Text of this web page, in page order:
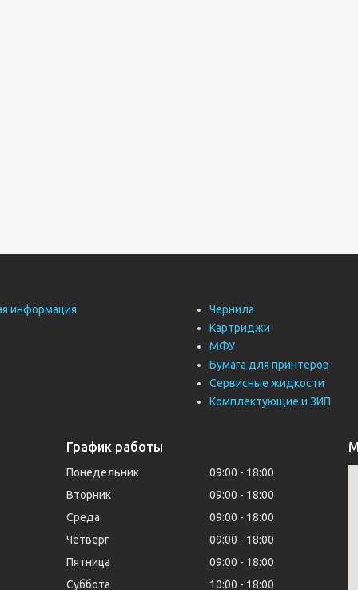
информация
Чернила
Картриджи
МФУ
Бумага для принтеров
Сервисные жидкости
Комплектующие и ЗИП
График работы
Понедельник 09:00
18:00
Вторник
09:00
18:00
Среда
09:00
18:00
Четверг
09:00
18:00
Пятница
09:00
18:00
Суббота
10:00 18:00